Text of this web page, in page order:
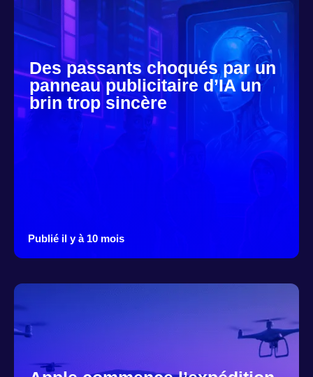
Des passants choqués par un
panneau publicitaire d’IA un
brin trop sincère
Publié il y à 10 mois